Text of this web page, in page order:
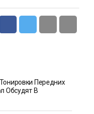
Передних
Обсудят В